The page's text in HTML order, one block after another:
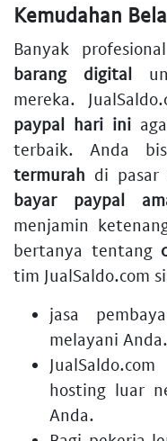
Kemudahan
Banyak
barang digital
mereka.
paypal hari ini
terbaik. Anda
termurah di pasar
bayar paypal
menjamin
bertanya tentang
tim JualSaldo.com
jasa
melayani Anda.
hosting luar
Anda.